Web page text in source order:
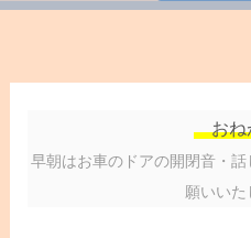
お
早朝はお車のドアの開閉音・
願いいた